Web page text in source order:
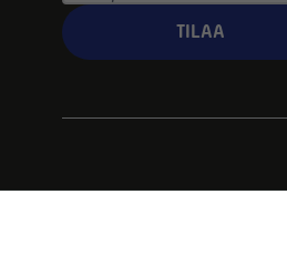
TILAA